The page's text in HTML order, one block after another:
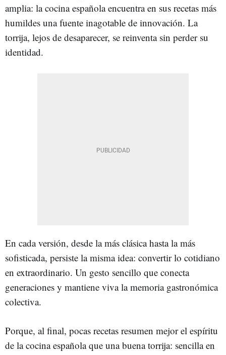
amplia: la cocina española encuentra en sus recetas más
humildes una fuente inagotable de innovación. La
torrija, lejos de desaparecer, se reinventa sin perder su
identidad.
En cada versión, desde la más clásica hasta la más
sofisticada, persiste la misma idea: convertir lo cotidiano
en extraordinario. Un gesto sencillo que conecta
generaciones y mantiene viva la memoria gastronómica
colectiva.
Porque, al final, pocas recetas resumen mejor el espíritu
de la cocina española que una buena torrija: sencilla en